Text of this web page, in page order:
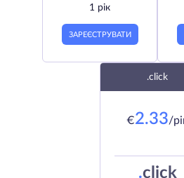
1 рік
ЗАРЕЄСТРУВАТИ
.click
€2.33/
.click